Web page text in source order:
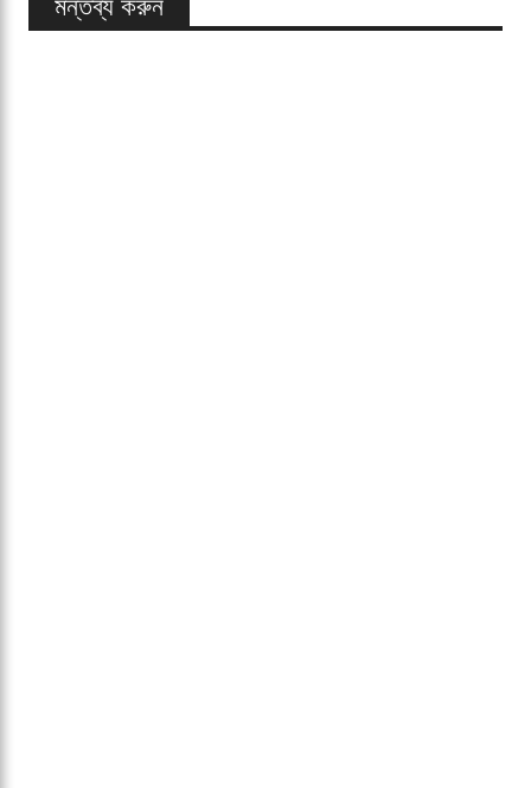
২০১৩-১৪ মৌসুমে টানা দুটি ওয়ানডে শিরোপা জেতে দলটি।